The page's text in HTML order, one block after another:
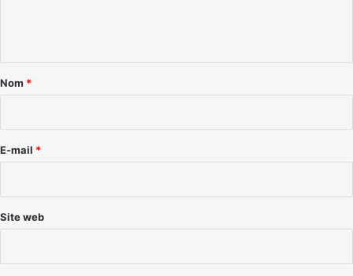
a
e
Nom *
E-mail *
Site web